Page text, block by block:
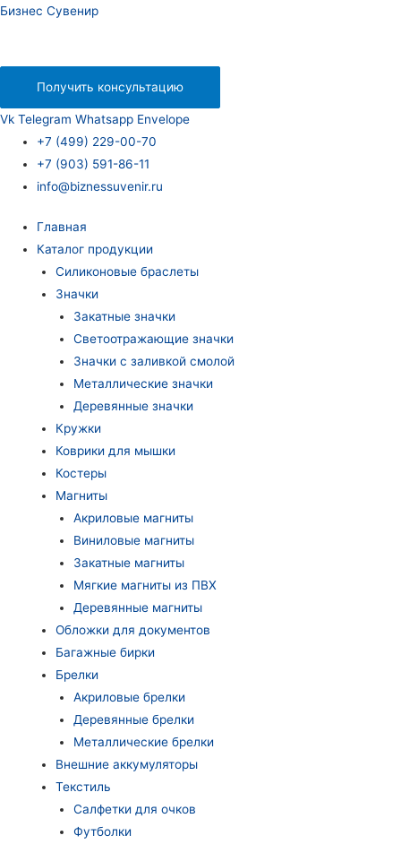
Бизнес Сувенир
Получить консультацию
Vk Telegram Whatsapp Envelope
+7 (499) 229-00-70
+7 (903) 591-86-11
info@biznessuvenir.ru
Главная
Каталог продукции
Силиконовые браслеты
Значки
Закатные значки
Светоотражающие значки
Значки с заливкой смолой
Металлические значки
Деревянные значки
Кружки
Коврики для мышки
Костеры
Магниты
Акриловые магниты
Виниловые магниты
Закатные магниты
Мягкие магниты из ПВХ
Деревянные магниты
Обложки для документов
Багажные бирки
Брелки
Акриловые брелки
Деревянные брелки
Металлические брелки
Внешние аккумуляторы
Текстиль
Салфетки для очков
Футболки